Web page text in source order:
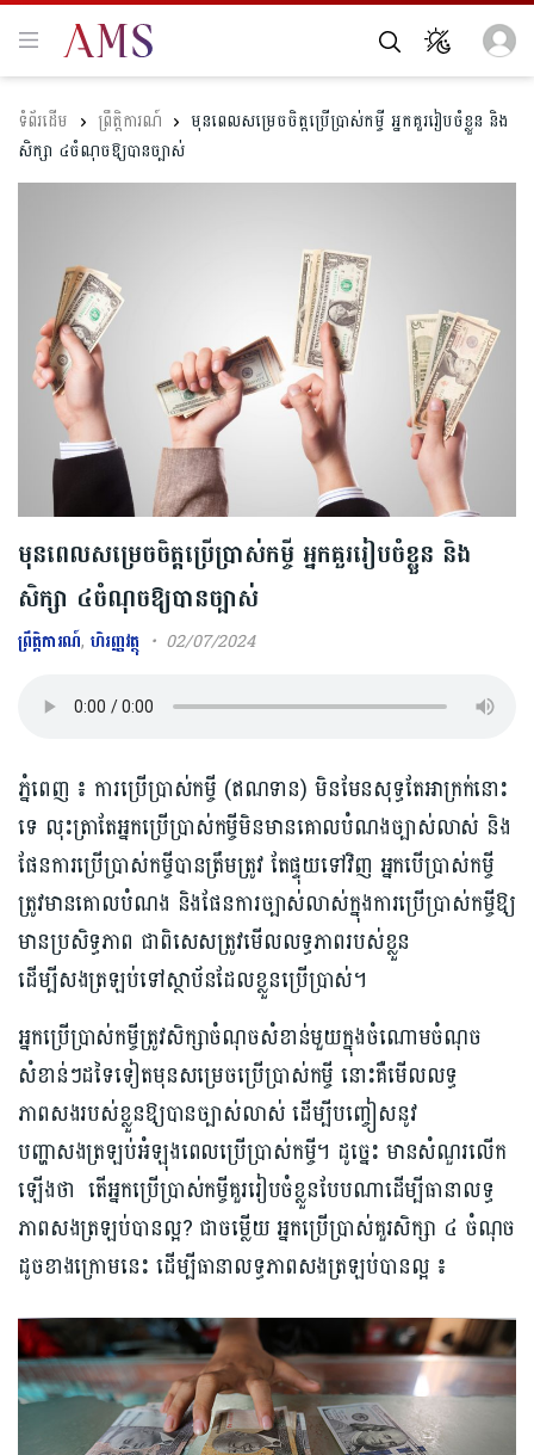
ព្រឹត្តិការណ៍
មុនពេលសម្រេចចិត្តប្រើប្រាស់កម្ចី អ្នកគួររៀបចំខ្លួន និង
សិក្សា ៤ចំណុចឱ្យបានច្បាស់
មុនពេលសម្រេចចិត្តប្រើប្រាស់កម្ចី អ្នកគួររៀបចំខ្លួន និង
សិក្សា ៤ចំណុចឱ្យបានច្បាស់
ព្រឹត្តិការណ៍,ហិរញ្ញវត្ថុ 02/07/2024
ភ្នំពេញ ៖ ការប្រើប្រាស់កម្ចី (ឥណទាន) មិនមែនសុទ្ធតែអាក្រក់នោះ
ទេ លុះត្រាតែអ្នកប្រើប្រាស់កម្ចីមិនមានគោលបំណងច្បាស់លាស់ និង
ផែនការប្រើប្រាស់កម្ចីបានត្រឹមត្រូវ តែផ្ទុយទៅវិញ អ្នកបើប្រាស់កម្ចី
ត្រូវមានគោលបំណង និងផែនការច្បាស់លាស់ក្នុងការប្រើប្រាស់កម្ចីឱ្យ
មានប្រសិទ្ធភាព ជាពិសេសត្រូវមើលលទ្ធភាពរបស់ខ្លួន
ដើម្បីសងត្រឡប់ទៅស្ថាប័នដែលខ្លួនប្រើប្រាស់។
អ្នកប្រើប្រាស់កម្ចីត្រូវសិក្សាចំណុចសំខាន់មួយក្នុងចំណោមចំណុច
សំខាន់ៗដទៃទៀតមុ​នសម្រេចប្រើប្រាស់កម្ចី នោះគឺមើលលទ្ធ
ភាពសងរបស់ខ្លួនឱ្យបានច្បាស់លាស់ ដើម្បីបញ្ចៀសនូវ
បញ្ហាសងត្រឡប់អំឡុងពេលប្រើប្រាស់កម្ចី។ ដូច្នេះ មានសំណួរលើក
ឡើងថា តើអ្នកប្រើប្រាស់កម្ចីគួររៀបចំខ្លួនបែបណាដើម្បីធានាលទ្ធ
ភាពសងត្រឡប់បានល្អ? ជាចម្លើយ អ្នកប្រើប្រាស់គួរសិក្សា ៤​ ចំណុច
ដូចខាងក្រោមនេះ ដើម្បីធានាលទ្ធភាពសងត្រឡប់បានល្អ ៖